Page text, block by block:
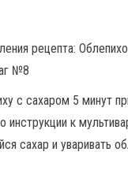
с сахаром 5 минут
инструкции к
сахар и уваривать